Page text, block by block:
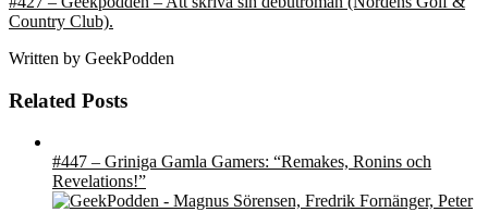
Country Club).
Written by GeekPodden
Related Posts
#447 – Griniga Gamla Gamers: “Remakes, Ronins och
Revelations!”